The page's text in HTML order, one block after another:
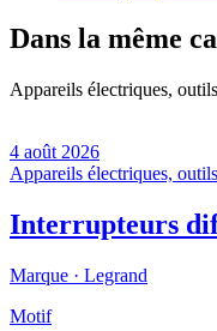
Dans la même
Appareils électriques,
4 août 2026
Appareils électriques, outils
Interrupteurs
Marque · Legrand
Motif